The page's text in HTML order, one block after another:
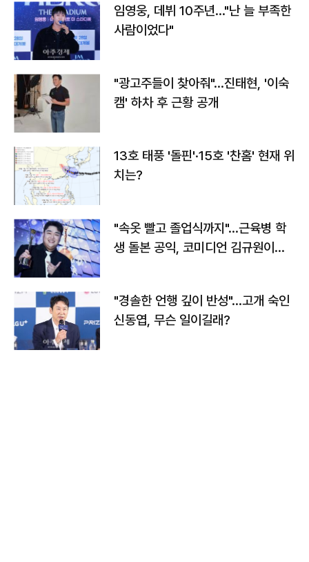
임영웅, 데뷔 10주년…"난 늘 부족한
사람이었다"
"광고주들이 찾아줘"…진태현, '이숙
캠' 하차 후 근황 공개
13호 태풍 '돌핀'·15호 '찬홈' 현재 위
치는?
"속옷 빨고 졸업식까지"…근육병 학
생 돌본 공익, 코미디언 김규원이었
"경솔한 언행 깊이 반성"…고개 숙인
신동엽, 무슨 일이길래?